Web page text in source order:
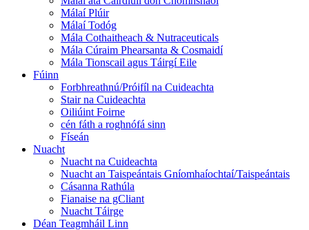
Málaí Plúir
Málaí Todóg
Mála Cothaitheach & Nutraceuticals
Mála Cúraim Phearsanta & Cosmaidí
Mála Tionscail agus Táirgí Eile
Fúinn
Forbhreathnú/Próifíl na Cuideachta
Stair na Cuideachta
Oiliúint Foirne
cén fáth a roghnófá sinn
Físeán
Nuacht
Nuacht na Cuideachta
Nuacht an Taispeántais Gníomhaíochtaí/Taispeántais
Cásanna Rathúla
Fianaise na gCliant
Nuacht Táirge
Déan Teagmháil Linn